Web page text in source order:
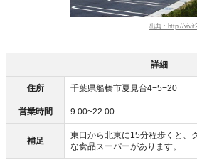
出典：http://
詳細
住所 千葉県船橋市夏見台4−5−20
営業時間 9:00~22:00
補足
東口から北東に15分程歩くと、
な食品スーパーがあります。